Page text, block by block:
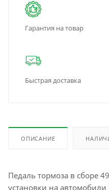
Гарантия на товар
Быстрая доставка
ОПИСАНИЕ
Педаль тормоза в сборе
установки на